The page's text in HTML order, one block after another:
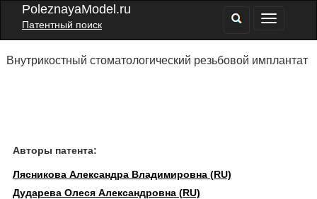
PoleznayaModel.ru
Патентный поиск
Внутрикостный стоматологический резьбовой имплантат
Авторы патента:
Лясникова Александра Владимировна (RU)
Дударева Олеся Александровна (RU)